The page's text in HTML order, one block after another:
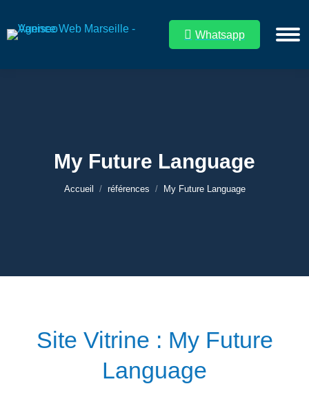
Whatsapp
My Future Language
Vous êtes ici :
Accueil références My Future Language
Site Vitrine : My Future
Language